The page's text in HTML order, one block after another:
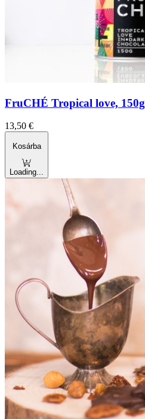
FruCHÉ Tropical love, 150g
13,50 €
Kosárba
Loading...